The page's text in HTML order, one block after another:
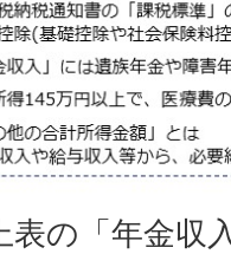
表の「年金